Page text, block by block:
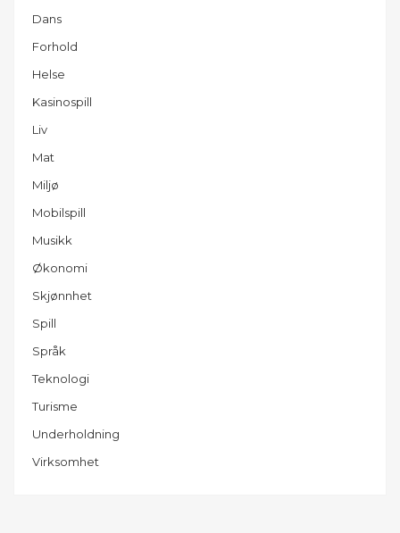
Dans
Forhold
Helse
Kasinospill
Liv
Mat
Miljø
Mobilspill
Musikk
Økonomi
Skjønnhet
Spill
Språk
Teknologi
Turisme
Underholdning
Virksomhet